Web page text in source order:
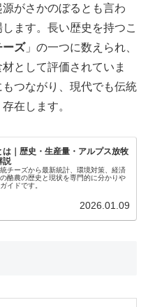
がさかのぼるとも言わ
ます。長い歴史を持つこ
ーズ」の一つに数えられ、
として評価されていま
つながり、現代でも伝統
在します。
は｜歴史・生産量・アルプス放牧
説
チーズから最新統計、環境対策、経済
酪農の歴史と現状を専門的に分かりや
イドです。
2026.01.09